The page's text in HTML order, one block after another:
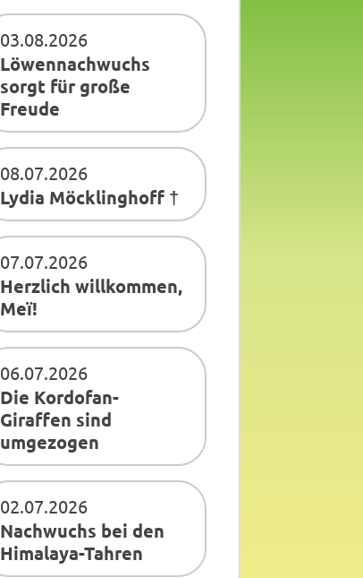
03.08.2026
Löwennachwuchs
sorgt für große
Freude
08.07.2026
Lydia Möcklinghoff †
07.07.2026
Herzlich willkommen,
Meï!
06.07.2026
Die Kordofan-
Giraffen sind
umgezogen
02.07.2026
Nachwuchs bei den
Himalaya-Tahren